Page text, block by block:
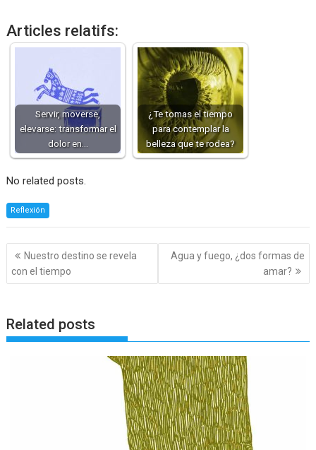
Articles relatifs:
Servir, moverse,
elevarse: transformar el
dolor en…
¿Te tomas el tiempo
para contemplar la
belleza que te rodea?
No related posts.
Reflexión
Navegación
de
entradas
Nuestro destino se revela
con el tiempo
Agua y fuego, ¿dos formas de
amar?
Related posts